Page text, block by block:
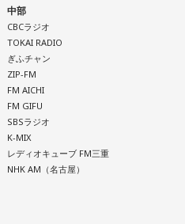
中部
CBCラジオ
TOKAI RADIO
ぎふチャン
ZIP-FM
FM AICHI
FM GIFU
SBSラジオ
K-MIX
レディオキューブ FM三重
NHK AM（名古屋）